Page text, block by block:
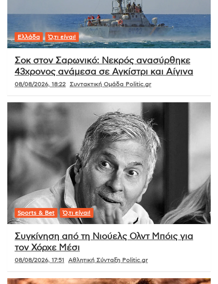
Ελλάδα Ό,τι είναι!
Σοκ στον Σαρωνικό: Νεκρός ανασύρθηκε
43χρονος ανάμεσα σε Αγκίστρι και Αίγινα
08/08/2026, 18:22 Συντακτική Ομάδα Politic.gr
Sports & Bet Ό,τι είναι!
Συγκίνηση από τη Νιούελς Ολντ Μπόις για
τον Χόρχε Μέσι
08/08/2026, 17:51 Αθλητική Σύνταξη Politic.gr